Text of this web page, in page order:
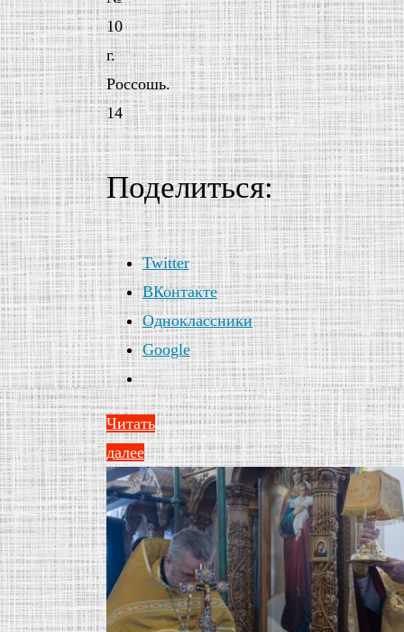
10
г.
Россошь.
14
Поделиться:
Twitter
ВКонтакте
Одноклассники
Google
Читать
далее